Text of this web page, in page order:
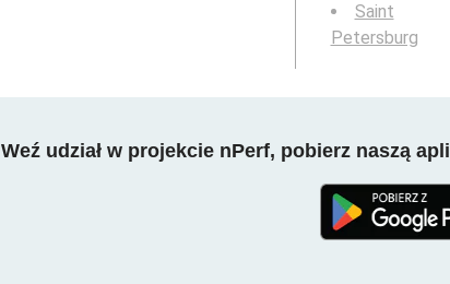
Saint
Petersburg
Weź udział w projekcie nPerf, pobierz naszą